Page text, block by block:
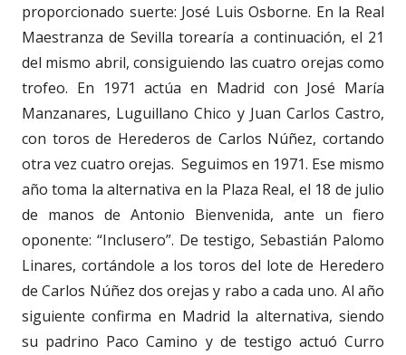
proporcionado suerte: José Luis Osborne. En la Real
Maestranza de Sevilla torearía a continuación, el 21
del mismo abril, consiguiendo las cuatro orejas como
trofeo. En 1971 actúa en Madrid con José María
Manzanares, Luguillano Chico y Juan Carlos Castro,
con toros de Herederos de Carlos Núñez, cortando
otra vez cuatro orejas. Seguimos en 1971. Ese mismo
año toma la alternativa en la Plaza Real, el 18 de julio
de manos de Antonio Bienvenida, ante un fiero
oponente: “Inclusero”. De testigo, Sebastián Palomo
Linares, cortándole a los toros del lote de Heredero
de Carlos Núñez dos orejas y rabo a cada uno. Al año
siguiente confirma en Madrid la alternativa, siendo
su padrino Paco Camino y de testigo actuó Curro